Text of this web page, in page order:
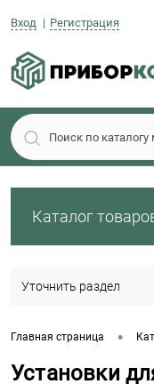
Вход Регистрация
Каталог
Уточнить раздел
Главная страница •
Установки